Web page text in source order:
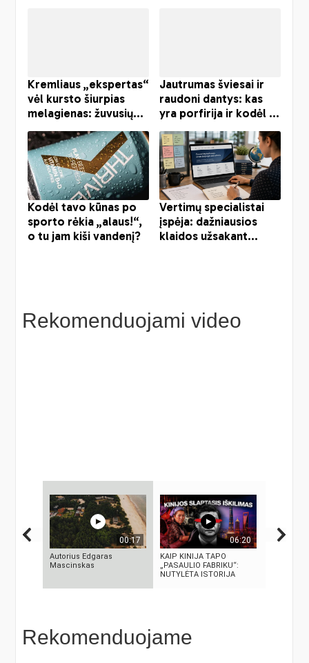
Rekomenduojami video
00:17
Autorius Edgaras
Mascinskas
06:20
KAIP KINIJA TAPO
„PASAULIO FABRIKU“:
NUTYLĖTA ISTORIJA
Rekomenduojame